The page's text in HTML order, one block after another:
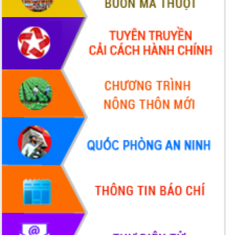
mạng Việt Nam
Đắk Lắk sơ kết 4 năm triển khai thực
hiện Đề án 06 của Chính phủ
Họp báo thông tin về Hội nghị Công bố
Quy hoạch và Xúc tiến đầu tư tỉnh Đắk
Khơi thông điểm nghẽn, đẩy nhanh
giải ngân vốn khắc phục thiên tai
HĐND tỉnh thông qua điều chỉnh Quy
hoạch tỉnh thời kỳ 2021-2030
Hội thảo góp ý hồ sơ điều chỉnh quy
hoạch tỉnh Đắk Lắk thời kỳ 2021-2030,
tầm nhìn đến năm 2050
Nâng cao hiệu quả hoạt động của các
doanh nghiệp nhà nước
Hội nghị triển khai kết nối mạng
truyền số liệu chuyên dùng phục vụ cơ
quan Đảng, Nhà nước
Lễ phát động chuỗi hoạt động chung
tay làm sạch môi trường
Xã Ea Kar bước chuyển mình trong